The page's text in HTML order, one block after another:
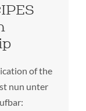
of the
nun unter